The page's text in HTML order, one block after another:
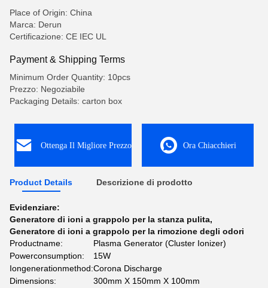
Place of Origin: China
Marca: Derun
Certificazione: CE IEC UL
Payment & Shipping Terms
Minimum Order Quantity: 10pcs
Prezzo: Negoziabile
Packaging Details: carton box
Ottenga Il Migliore Prezzo Ora Chiacchieri
Product Details Descrizione di prodotto
Evidenziare:
Generatore di ioni a grappolo per la stanza pulita,
Generatore di ioni a grappolo per la rimozione degli odori
Productname:
Plasma Generator (Cluster Ionizer)
Powerconsumption:
15W
Iongenerationmethod:Corona Discharge
Dimensions:
300mm X 150mm X 100mm